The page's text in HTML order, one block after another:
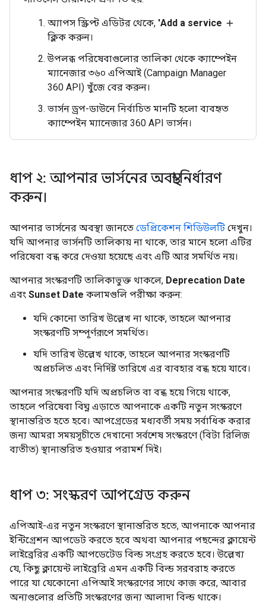
অ্যাপস স্ক্রিপ্ট এডিটর থেকে, 'Add a service add
ক্লিক করুন।
উপলব্ধ পরিষেবাগুলোর তালিকা থেকে ক্যাম্পেইন
ম্যানেজার ৩৬০ এপিআই (Campaign Manager
360 API) খুঁজে বের করুন।
ভার্সন ড্রপ-ডাউনে নির্বাচিত মানটি হলো ব্যবহৃত
ক্যাম্পেইন ম্যানেজার 360 API ভার্সন।
ধাপ ২: আপনার ভার্সনের অবস্থা নির্ধারণ
করুন।
আপনার ভার্সনের অবস্থা জানতে ডেপ্রিকেশন শিডিউলটি দেখুন।
যদি আপনার ভার্সনটি তালিকায় না থাকে, তার মানে হলো এটির
পরিষেবা বন্ধ করে দেওয়া হয়েছে এবং এটি আর সমর্থিত নয়।
আপনার সংস্করণটি তালিকাভুক্ত থাকলে, Deprecation Date
এবং Sunset Date কলামগুলি পরীক্ষা করুন:
যদি কোনো তারিখ উল্লেখ না থাকে, তাহলে আপনার
সংস্করণটি সম্পূর্ণরূপে সমর্থিত।
যদি তারিখ উল্লেখ থাকে, তাহলে আপনার সংস্করণটি
অপ্রচলিত এবং নির্দিষ্ট তারিখে এর ব্যবহার বন্ধ হয়ে যাবে।
আপনার সংস্করণটি যদি অপ্রচলিত বা বন্ধ হয়ে গিয়ে থাকে,
তাহলে পরিষেবা বিঘ্ন এড়াতে আপনাকে একটি নতুন সংস্করণে
স্থানান্তরিত হতে হবে। আপগ্রেডের মধ্যবর্তী সময় সর্বাধিক করার
জন্য আমরা সময়সূচীতে দেখানো সর্বশেষ সংস্করণে (বিটা রিলিজ
ব্যতীত) স্থানান্তরিত হওয়ার পরামর্শ দিই।
ধাপ ৩: সংস্করণ আপগ্রেড করুন
এপিআই-এর নতুন সংস্করণে স্থানান্তরিত হতে, আপনাকে আপনার
ইন্টিগ্রেশন আপডেট করতে হবে অথবা আপনার পছন্দের ক্লায়েন্ট
লাইব্রেরির একটি আপডেটেড বিল্ড সংগ্রহ করতে হবে। উল্লেখ্য
যে, কিছু ক্লায়েন্ট লাইব্রেরি এমন একটি বিল্ড সরবরাহ করতে
পারে যা যেকোনো এপিআই সংস্করণের সাথে কাজ করে, আবার
অন্যগুলোর প্রতিটি সংস্করণের জন্য আলাদা বিল্ড থাকে।